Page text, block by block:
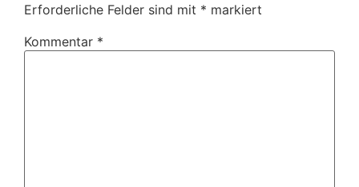
Erforderliche Felder sind mit * markiert
Kommentar *